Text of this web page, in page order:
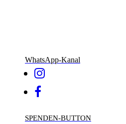
WhatsApp-Kanal
SPENDEN-BUTTON